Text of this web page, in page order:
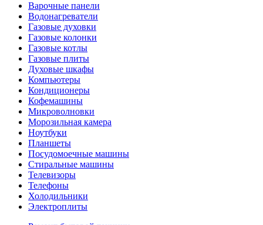
Варочные панели
Водонагреватели
Газовые духовки
Газовые колонки
Газовые котлы
Газовые плиты
Духовые шкафы
Компьютеры
Кондиционеры
Кофемашины
Микроволновки
Морозильная камера
Ноутбуки
Планшеты
Посудомоечные машины
Стиральные машины
Телевизоры
Телефоны
Холодильники
Электроплиты